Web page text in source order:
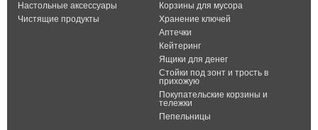
Настольные аксессуары
Чистящие продукты
Корзины для мусора
Хранение ключей
Аптечки
Кейтеринг
Ящики для денег
Стойки под зонт и трость в
прихожую
Покупательские корзины и
тележки
Пепельницы